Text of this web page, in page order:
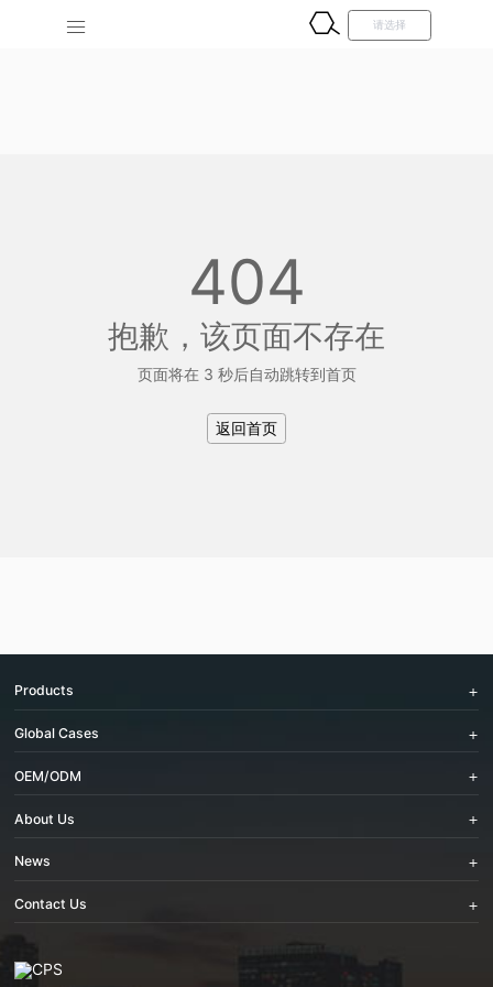
404
抱歉，该页面不存在
页面将在 3 秒后自动跳转到首页
返回首页
Products
Global Cases
OEM/ODM
About Us
News
Contact Us